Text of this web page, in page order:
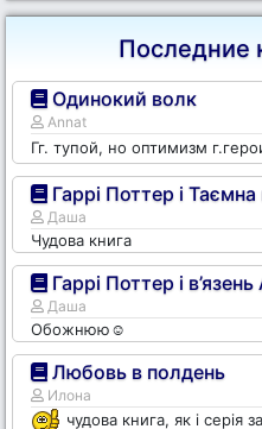
Последние
Одинокий волк
Annat
Гг. тупой, но оптимизм
Гаррі Поттер і Таємна
Даша
Чудова книга
Гаррі Поттер і
Даша
Обожнюю☺️
Любовь в полдень
Илона
чудова книга, як і серія